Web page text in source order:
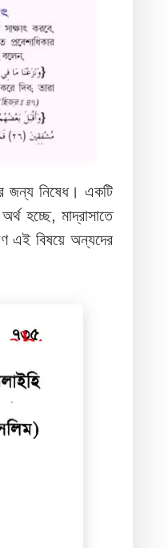
জন্য নিষেধ। একটি
হচ্ছে, মাদ্রাসাতে
এই বিষয়ে অন্যদের